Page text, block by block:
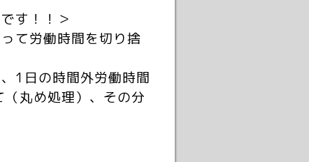
す！！＞
て労働時間を切り捨
1日の時間外労働時間
丸め処理）、その分